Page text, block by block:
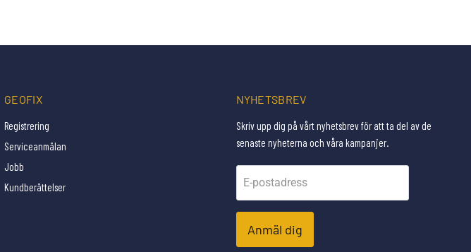
GEOFIX
Registrering
Serviceanmälan
Jobb
Kundberättelser
NYHETSBREV
Skriv upp dig på vårt nyhetsbrev för att ta del av de
senaste nyheterna och våra kampanjer.
E-postadress
Anmäl dig